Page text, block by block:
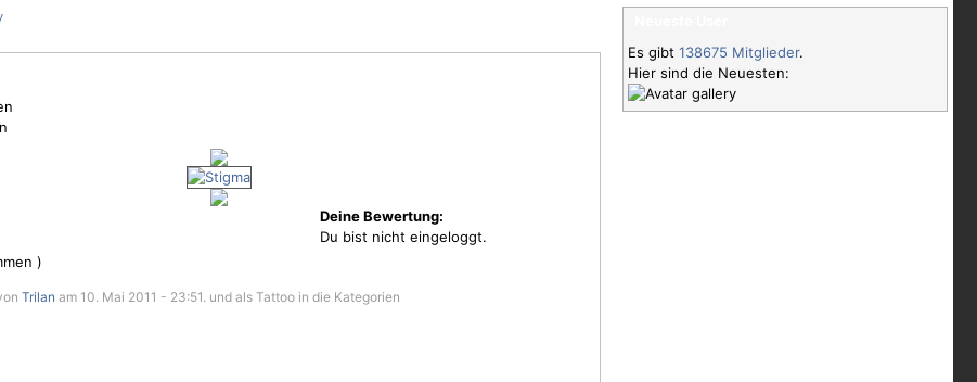
)
Deine Bewertung:
Du bist nicht eingeloggt.
Trilan am 10. Mai 2011 - 23:51. und als Tattoo in die Kategorien
Es gibt 138675 Mitglieder.
Hier sind die Neuesten: